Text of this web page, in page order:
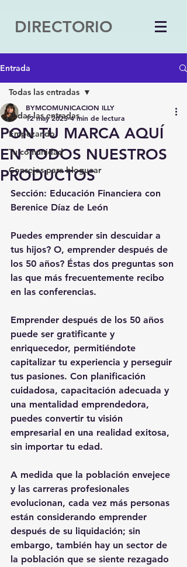
DIRECTORIO
Entrada
Todas las entradas
Empezando
Tu comunidad
Consejos para bloguear
Todas las entradas
PON TU MARCA AQUÍ
EN TODOS NUESTROS
PRODUCTOS
BYMCOMUNICACION ILLY
12 may 2025 4 min de lectura
Sección: Educación Financiera con
Berenice Díaz de León
Puedes emprender sin descuidar a
tus hijos? O, emprender después de
los 50 años? Éstas dos preguntas son
las que más frecuentemente recibo
en las conferencias.
Emprender después de los 50 años
puede ser gratificante y
enriquecedor, permitiéndote
capitalizar tu experiencia y perseguir
tus pasiones. Con planificación
cuidadosa, capacitación adecuada y
una mentalidad emprendedora,
puedes convertir tu visión
empresarial en una realidad exitosa,
sin importar tu edad.
A medida que la población envejece
y las carreras profesionales
evolucionan, cada vez más personas
están considerando emprender
después de su liquidación; sin
embargo, también hay un sector de
la población que se siente rezagado